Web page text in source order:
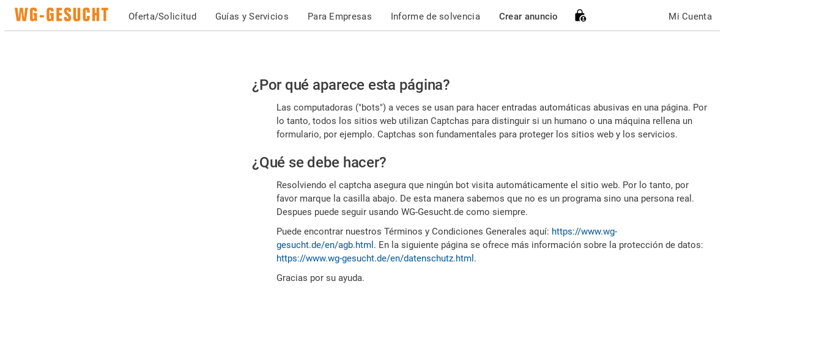
Oferta/Solicitud Guías y Servicios Para Empresas Informe de solvencia Crear anuncio Mi Cuenta
Por
favor,
confirme
es
humano
¿Por qué aparece esta página?
Las computadoras ("bots") a veces se usan para hacer entradas automáticas abusivas en una página. Por
lo tanto, todos los sitios web utilizan Captchas para distinguir si un humano o una máquina rellena un
formulario, por ejemplo. Captchas son fundamentales para proteger los sitios web y los servicios.
¿Qué se debe hacer?
Resolviendo el captcha asegura que ningún bot visita automáticamente el sitio web. Por lo tanto, por
favor marque la casilla abajo. De esta manera sabemos que no es un programa sino una persona real.
Despues puede seguir usando WG-Gesucht.de como siempre.
Puede encontrar nuestros Términos y Condiciones Generales aquí: https://www.wg-
gesucht.de/en/agb.html . En la siguiente página se ofrece más información sobre la protección de datos:
https://www.wg-gesucht.de/en/datenschutz.html .
Gracias por su ayuda.